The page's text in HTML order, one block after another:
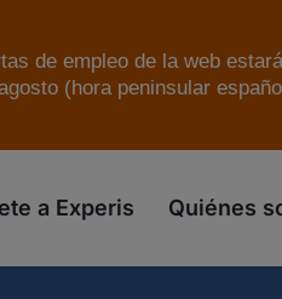
de empleo de la web
(hora peninsular
a Experis Quiénes